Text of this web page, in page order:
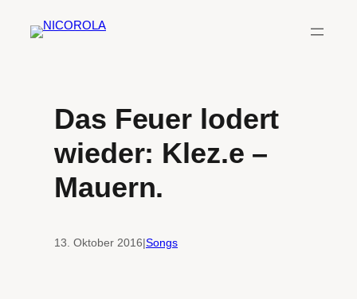
Inhalt
Das Feuer lodert
wieder: Klez.e –
Mauern.
13. Oktober 2016|Songs